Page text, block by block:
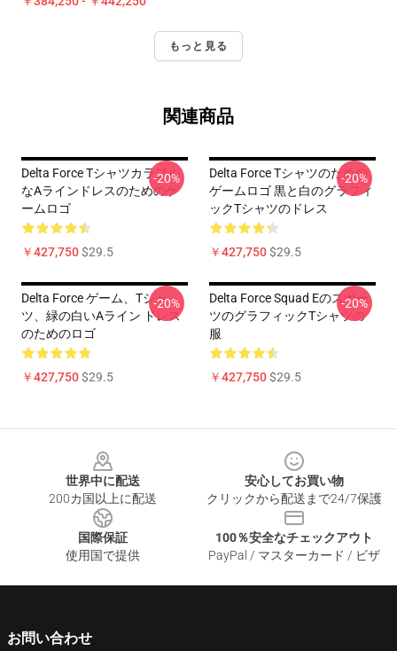
もっと見る
関連商品
Delta Force Tシャツカラフル
なAラインドレスのためのゲ
ームロゴ
￥427,750$29.5
-20%
Delta Force Tシャツのための
ゲームロゴ 黒と白のグラフィ
ックTシャツのドレス
￥427,750$29.5
-20%
Delta Force ゲーム、Tシャ
ツ、緑の白いAライン ドレス
のためのロゴ
￥427,750$29.5
-20%
Delta Force Squad Eのスポー
ツのグラフィックTシャツの
服
￥427,750$29.5
-20%
世界中に配送
200カ国以上に配送
安心してお買い物
クリックから配送まで24/7保護
国際保証
使用国で提供
100％安全なチェックアウト
PayPal / マスターカード / ビザ
お問い合わせ